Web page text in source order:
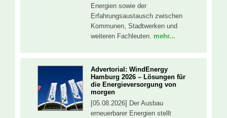
Energien sowie der
Erfahrungsaustausch zwischen
Kommunen, Stadtwerken und
weiteren Fachleuten. mehr...
Advertorial: WindEnergy
Hamburg 2026 – Lösungen für
die Energieversorgung von
morgen
[05.08.2026] Der Ausbau
erneuerbarer Energien stellt